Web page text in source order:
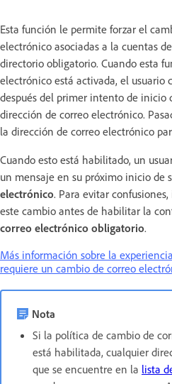
Esta función le permite forzar el
electrónico asociadas a la cuentas
directorio obligatorio. Cuando esta
electrónico está activada, el usuario
después del primer intento de inicio
dirección de correo electrónico.
la dirección de correo electrónico
Cuando esto está habilitado, un
un mensaje en su próximo inicio de
electrónico. Para evitar
este cambio antes de habilitar la
correo electrónico obligatorio.
Más información sobre la
requiere un cambio de correo
Nota
Si la política de cambio de
está habilitada, cualquier
que se encuentre en la lista